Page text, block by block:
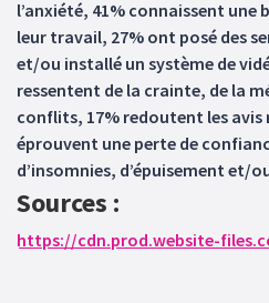
l’anxiété, 41% connaissent
leur travail, 27% ont posé des
et/ou installé un système de
ressentent de la crainte, de la
conflits, 17% redoutent les
éprouvent une perte de
d’insomnies, d’épuisement et/
Sources :